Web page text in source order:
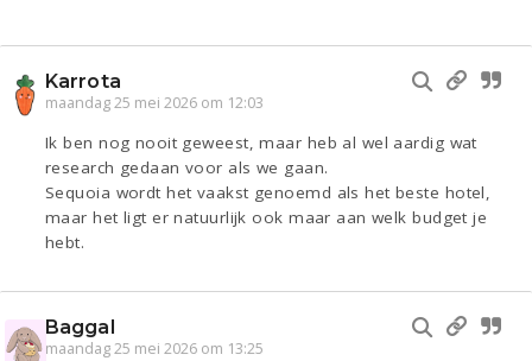
Karrota
maandag 25 mei 2026 om 12:03
Ik ben nog nooit geweest, maar heb al wel aardig wat
research gedaan voor als we gaan.
Sequoia wordt het vaakst genoemd als het beste hotel,
maar het ligt er natuurlijk ook maar aan welk budget je
hebt.
Baggal
maandag 25 mei 2026 om 13:25